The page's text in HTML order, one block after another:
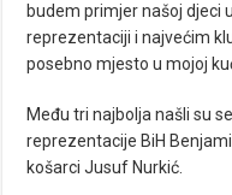
budem primjer našoj djeci
reprezentaciji i najvećim
posebno mjesto u mojoj
Među tri najbolja našli su
reprezentacije BiH
košarci Jusuf Nurkić.